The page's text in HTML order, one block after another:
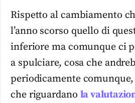
Rispetto al cambiamento
l’anno scorso quello di
inferiore ma comunque ci
a spulciare, cosa che
periodicamente
che riguardano la